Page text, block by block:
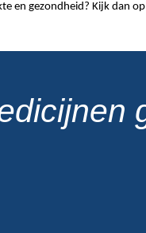
en gezondheid? Kijk dan op